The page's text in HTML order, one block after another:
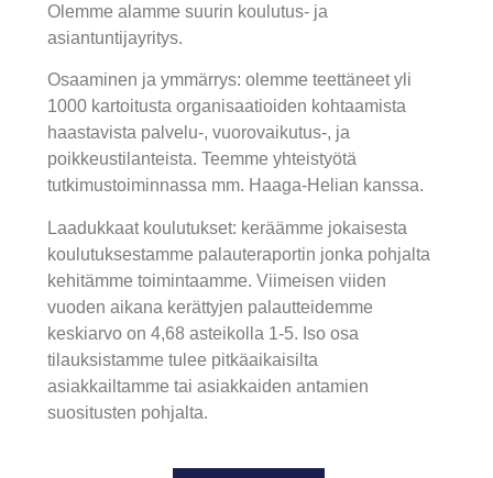
Olemme alamme suurin koulutus- ja
asiantuntijayritys.
Osaaminen ja ymmärrys: olemme teettäneet yli
1000 kartoitusta organisaatioiden kohtaamista
haastavista palvelu-, vuorovaikutus-, ja
poikkeustilanteista. Teemme yhteistyötä
tutkimustoiminnassa mm. Haaga-Helian kanssa.
Laadukkaat koulutukset: keräämme jokaisesta
koulutuksestamme palauteraportin jonka pohjalta
kehitämme toimintaamme. Viimeisen viiden
vuoden aikana kerättyjen palautteidemme
keskiarvo on 4,68 asteikolla 1-5. Iso osa
tilauksistamme tulee pitkäaikaisilta
asiakkailtamme tai asiakkaiden antamien
suositusten pohjalta.